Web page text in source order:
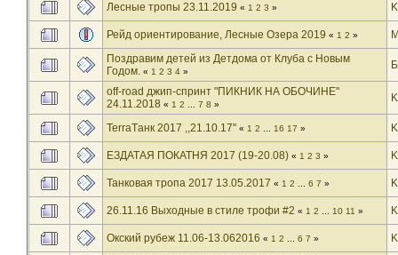
Лесные тропы 23.11.2019 « 1 2 3 »
Рейд ориентирование, Лесные Озера 2019 « 1 2 »
Поздравим детей из Детдома от Клуба с Новым
Годом. « 1 2 3 4 »
off-road джип-спринт "ПИКНИК НА ОБОЧИНЕ"
24.11.2018 « 1 2 ... 7 8 »
TerraTанк 2017 ,,21.10.17'' « 1 2 ... 16 17 »
ЕЗДАТАЯ ПОКАТНЯ 2017 (19-20.08) « 1 2 3 »
Танковая тропа 2017 13.05.2017 « 1 2 ... 6 7 »
26.11.16 Выходные в стиле трофи #2 « 1 2 ... 10 11 »
Окский рубеж 11.06-13.062016 « 1 2 ... 6 7 »